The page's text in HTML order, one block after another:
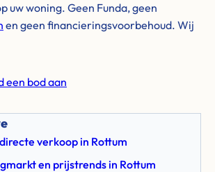
uw woning. Geen Funda, geen
en geen financieringsvoorbehoud. Wij
een bod aan
verkoop in Rottum
en prijstrends in Rottum